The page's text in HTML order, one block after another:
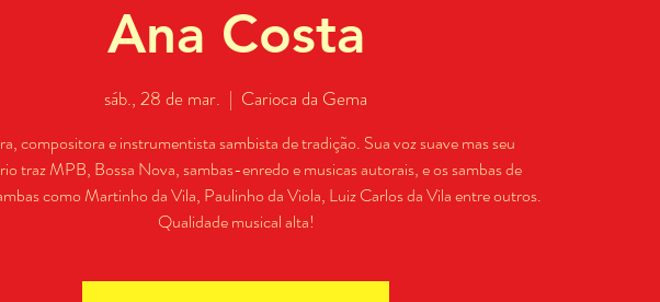
Ana Costa
sáb., 28 de mar.
  |
Carioca da Gema
compositora e instrumentista sambista de tradição. Sua voz suave mas seu
traz MPB, Bossa Nova, sambas-enredo e musicas autorais, e os sambas de
como Martinho da Vila, Paulinho da Viola, Luiz Carlos da Vila entre outros.
Qualidade musical alta!